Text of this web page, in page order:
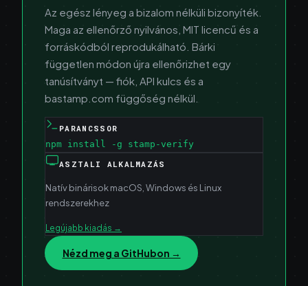
Az egész lényeg a bizalom nélküli bizonyíték.
Maga az ellenőrző nyilvános, MIT licencű és a
forráskódból reprodukálható. Bárki
független módon újra ellenőrizhet egy
tanúsítványt — fiók, API kulcs és a
bastamp.com függőség nélkül.
PARANCSSOR
npm install -g stamp-verify
ASZTALI ALKALMAZÁS
Natív binárisok macOS, Windows és Linux
rendszerekhez
Legújabb kiadás →
Nézd meg a GitHubon →